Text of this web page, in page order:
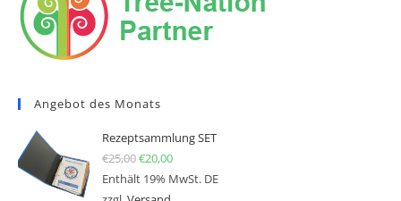
Angebot des Monats
Rezeptsammlung SET
€25,00Ursprünglicher Preis war: €25,00
€20,00Aktueller Preis ist: €20,00.
Enthält 19% MwSt. DE